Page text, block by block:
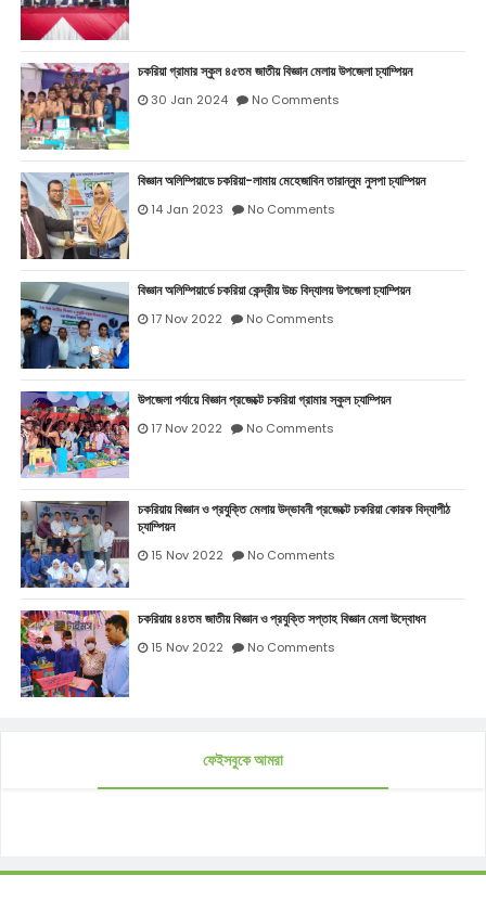
চকরিয়া গ্রামার স্কুল ৪৫তম জাতীয় বিজ্ঞান মেলায় উপজেলা চ্যাম্পিয়ন
30 Jan 2024 No Comments
বিজ্ঞান অলিম্পিয়াডে চকরিয়া-লামায় মেহেজাবিন তারান্নুম নুসপা চ্যাম্পিয়ন
14 Jan 2023 No Comments
বিজ্ঞান অলিম্পিয়ার্ডে চকরিয়া কেন্দ্রীয় উচ্চ বিদ্যালয় উপজেলা চ্যাম্পিয়ন
17 Nov 2022 No Comments
উপজেলা পর্যায়ে বিজ্ঞান প্রজেক্টে চকরিয়া গ্রামার স্কুল চ্যাম্পিয়ন
17 Nov 2022 No Comments
চকরিয়ায় বিজ্ঞান ও প্রযুক্তি মেলায় উদ্ভাবনী প্রজেক্টে চকরিয়া কোরক বিদ্যাপীঠ
চ্যাম্পিয়ন
15 Nov 2022 No Comments
চকরিয়ায় ৪৪তম জাতীয় বিজ্ঞান ও প্রযুক্তি সপ্তাহ বিজ্ঞান মেলা উদ্বোধন
15 Nov 2022 No Comments
ফেইসবুকে আমরা